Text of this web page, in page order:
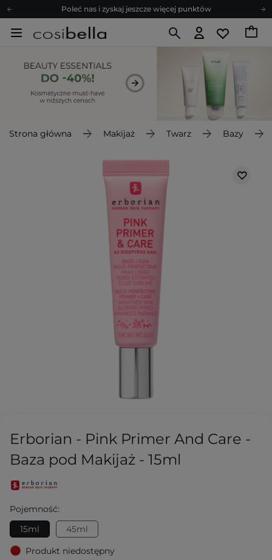
Poleć nas i zyskaj jeszcze więcej punktów
Zapisz się na newsletter pełen porad
Z nami to możliwe! Realizacja zamówienia do 24h.
Poleć nas i zyskaj jeszcze więcej punktów
Zapisz się na newsletter pełen porad
Strona główna Makijaż Twarz Bazy
Erborian - Pink Primer And Care -
Baza pod Makijaż - 15ml
Pojemność:
15ml
45ml
Produkt niedostępny